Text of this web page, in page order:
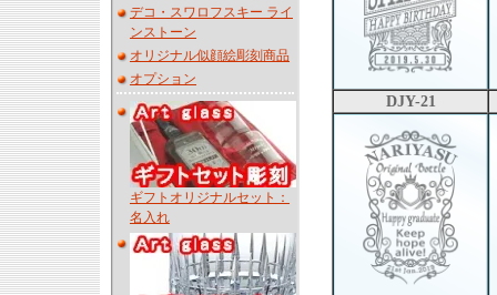
デコ・スワロフスキー ライ
ンストーン
オリジナル似顔絵彫刻商品
オプション
ギフトオリジナルセット：
名入れ
DJY-21